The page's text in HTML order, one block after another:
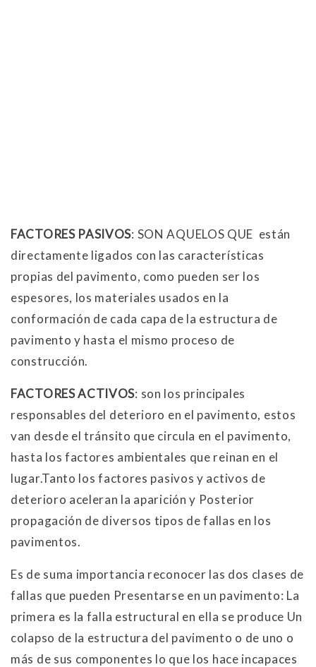
FACTORES PASIVOS: SON AQUELOS QUE están
directamente ligados con las características
propias del pavimento, como pueden ser los
espesores, los materiales usados en la
conformación de cada capa de la estructura de
pavimento y hasta el mismo proceso de
construcción.
FACTORES ACTIVOS: son los principales
responsables del deterioro en el pavimento, estos
van desde el tránsito que circula en el pavimento,
hasta los factores ambientales que reinan en el
lugar.Tanto los factores pasivos y activos de
deterioro aceleran la aparición y Posterior
propagación de diversos tipos de fallas en los
pavimentos.
Es de suma importancia reconocer las dos clases de
fallas que pueden Presentarse en un pavimento: La
primera es la falla estructural en ella se produce Un
colapso de la estructura del pavimento o de uno o
más de sus componentes lo que los hace incapaces